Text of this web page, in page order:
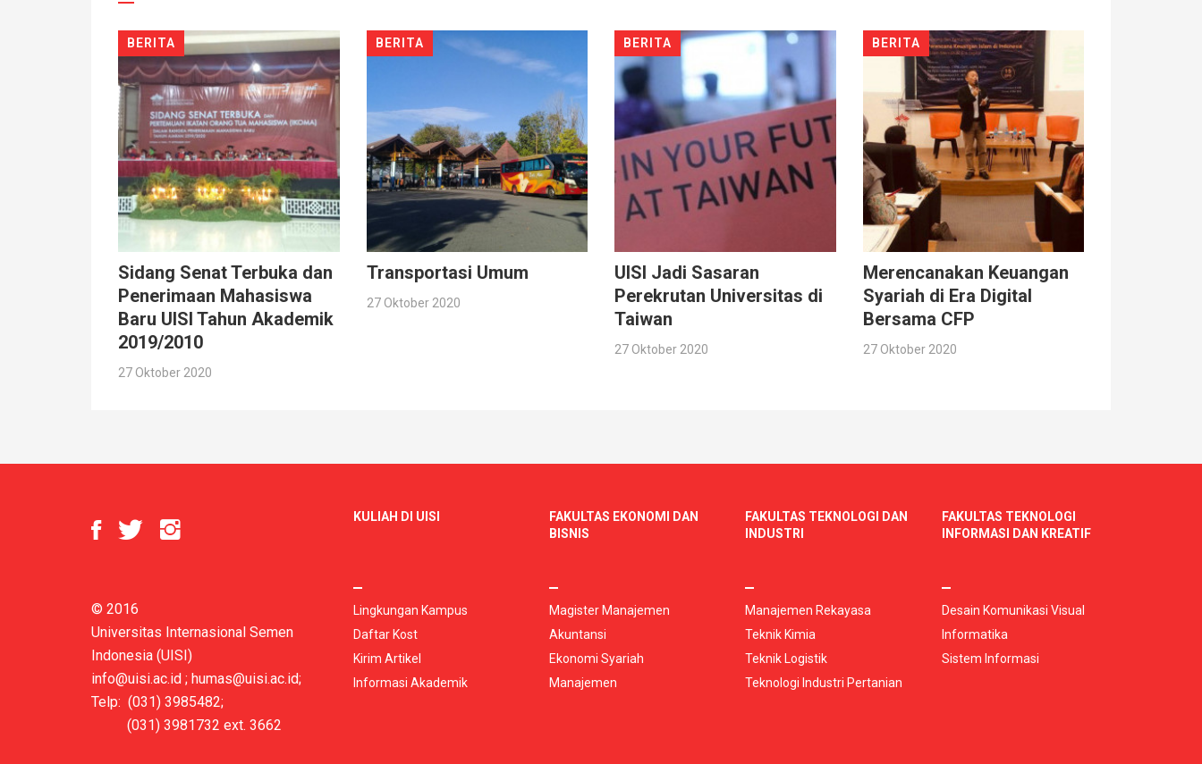
BERITA
Sidang Senat Terbuka dan
Penerimaan Mahasiswa
Baru UISI Tahun Akademik
2019/2010
27 Oktober 2020
BERITA
Transportasi Umum
27 Oktober 2020
BERITA
UISI Jadi Sasaran
Perekrutan Universitas di
Taiwan
27 Oktober 2020
BERITA
Merencanakan Keuangan
Syariah di Era Digital
Bersama CFP
27 Oktober 2020
© 2016
Universitas Internasional Semen
Indonesia (UISI)
info@uisi.ac.id ; humas@uisi.ac.id;
Telp: (031) 3985482;
(031) 3981732 ext. 3662
KULIAH DI UISI
Lingkungan Kampus
Daftar Kost
Kirim Artikel
Informasi Akademik
FAKULTAS EKONOMI DAN
BISNIS
Magister Manajemen
Akuntansi
Ekonomi Syariah
Manajemen
FAKULTAS TEKNOLOGI DAN
INDUSTRI
Manajemen Rekayasa
Teknik Kimia
Teknik Logistik
Teknologi Industri Pertanian
FAKULTAS TEKNOLOGI
INFORMASI DAN KREATIF
Desain Komunikasi Visual
Informatika
Sistem Informasi